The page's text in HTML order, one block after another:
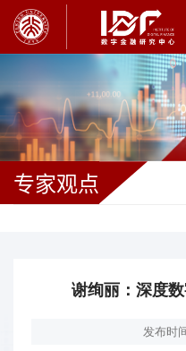
专家观点
谢绚丽：深度
发布时